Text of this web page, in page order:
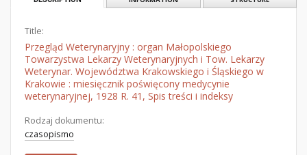
Title:
Przegląd Weterynaryjny : organ Małopolskiego
Towarzystwa Lekarzy Weterynaryjnych i Tow. Lekarzy
Weterynar. Województwa Krakowskiego i Śląskiego w
Krakowie : miesięcznik poświęcony medycynie
weterynaryjnej, 1928 R. 41, Spis treści i indeksy
Rodzaj dokumentu:
czasopismo